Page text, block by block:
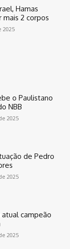
Hamas
mais 2 corpos
2025
o Paulistano
NBB
2025
de Pedro
2025
campeão
2025